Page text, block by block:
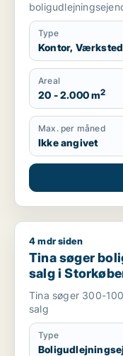
Type
Kontor,
Areal
20 - 2.000 m2
Max. per måned
Ikke angivet
Tina søger
4 mdr siden
Tina søger
salg i
Tina søger 300-
salg
Type